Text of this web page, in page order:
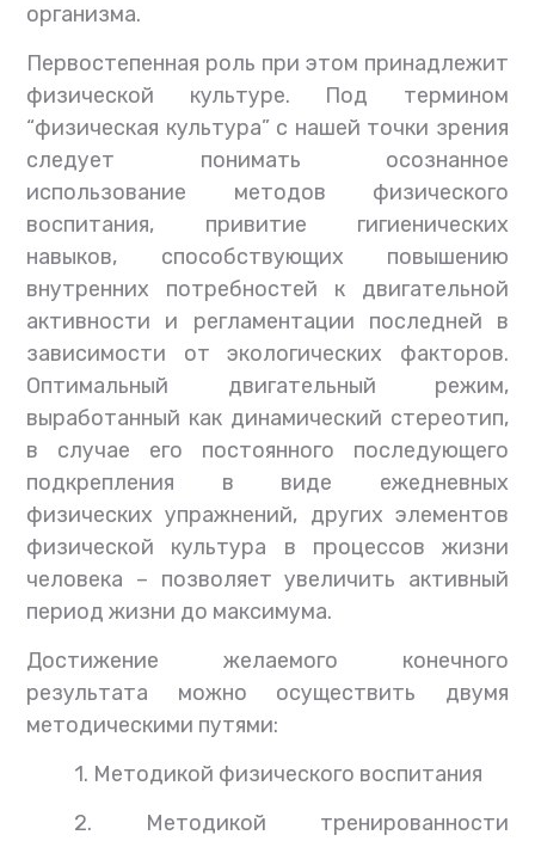
организма.
Первостепенная роль при этом принадлежит
физической культуре. Под термином
“физическая культура” с нашей точки зрения
следует понимать осознанное
использование методов физического
воспитания, привитие гигиенических
навыков, способствующих повышению
внутренних потребностей к двигательной
активности и регламентации последней в
зависимости от экологических факторов.
Оптимальный двигательный режим,
выработанный как динамический стереотип,
в случае его постоянного последующего
подкрепления в виде ежедневных
физических упражнений, других элементов
физической культура в процессов жизни
человека – позволяет увеличить активный
период жизни до максимума.
Достижение желаемого конечного
результата можно осуществить двумя
методическими путями:
1. Методикой физического воспитания
2. Методикой тренированности